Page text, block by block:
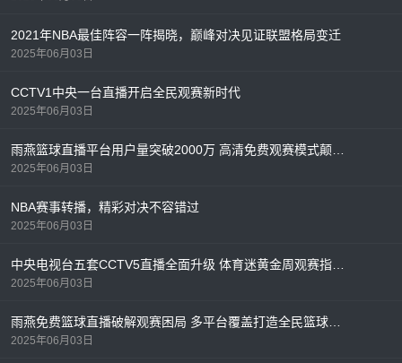
2021年NBA最佳阵容一阵揭晓，巅峰对决见证联盟格局变迁
2025年06月03日
CCTV1中央一台直播开启全民观赛新时代
2025年06月03日
2025年06月03日
NBA赛事转播，精彩对决不容错过
2025年06月03日
2025年06月03日
2025年06月03日